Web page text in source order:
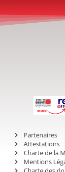
Partenaires
Attestations
Charte de la
Mentions